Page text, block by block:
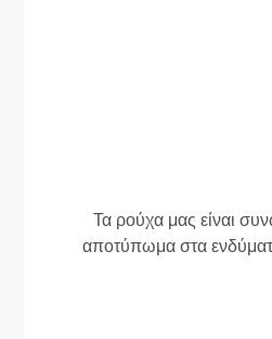
Τα ρούχα μας είναι
αποτύπωμα στα